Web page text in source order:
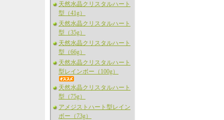
天然水晶クリスタルハート
型（41g）
天然水晶クリスタルハート
型（35g）
天然水晶クリスタルハート
型（66g）
天然水晶クリスタルハート
型レインボー（100g）
天然水晶クリスタルハート
型（75g）
アメジストハート型レイン
ボー（73g）